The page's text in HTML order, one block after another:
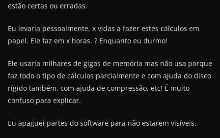
estão certas ou erradas.
Eu levaria pessoalmente, x vidas a fazer estes cálculos em
papel. Ele faz em x horas. ? Enquanto eu durmo!
Ele usaria milhares de gigas de memória mas não usa porque
faz todo o tipo de cálculos parcialmente e com ajuda do disco
rígido também, com ajuda de compressão, etc! É muito
confuso para explicar.
Eu apaguei partes do software para não estarem visíveis.